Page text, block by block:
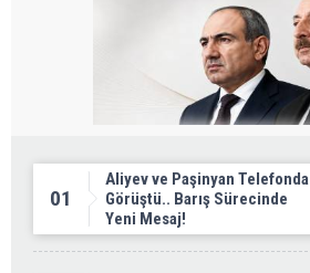
01
Aliyev ve Paşinyan Telefonda
Görüştü.. Barış Sürecinde
Yeni Mesaj!